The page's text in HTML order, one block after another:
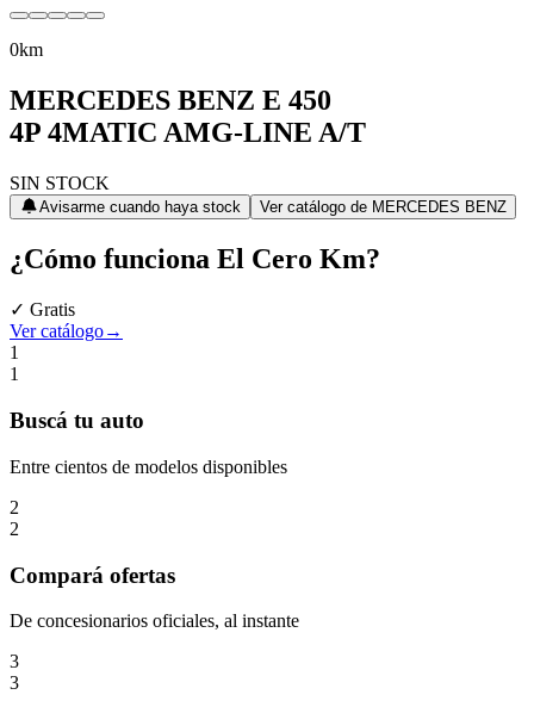
0km
MERCEDES BENZ E 450
4P 4MATIC AMG-LINE A/T
SIN STOCK
Avisarme cuando haya stock Ver catálogo de MERCEDES BENZ
¿Cómo funciona El Cero Km?
✓ Gratis
Ver catálogo→
1
1
Buscá tu auto
Entre cientos de modelos disponibles
2
2
Compará ofertas
De concesionarios oficiales, al instante
3
3